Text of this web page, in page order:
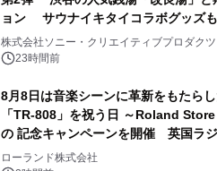
ョン サウナイキタイコラボグッズも
株式会社ソニー・クリエイティブプロダクツ
23時間前
8月8日は音楽シーンに革新をもたら
「TR-808」を祝う日 ～Roland
の 記念キャンペーンを開催 英国ラ
ラムや、「TR-808」を愛する伝説的
ローランド株式会社